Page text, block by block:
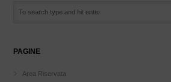
PAGINE
Area Riservata